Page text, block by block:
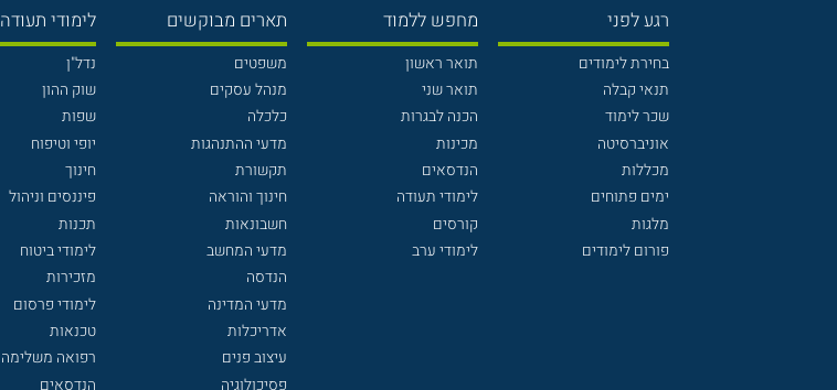
רגע לפני
בחירת לימודים
תנאי קבלה
שכר לימוד
אוניברסיטה
מכללות
ימים פתוחים
מלגות
פורום לימודים
מחפש ללמוד
תואר ראשון
תואר שני
הכנה לבגרות
מכינות
הנדסאים
לימודי תעודה
קורסים
לימודי ערב
תארים מבוקשים
משפטים
מנהל עסקים
כלכלה
מדעי ההתנהגות
תקשורת
חינוך והוראה
חשבונאות
מדעי המחשב
הנדסה
מדעי המדינה
אדריכלות
עיצוב פנים
פסיכולוגיה
לימודי תעודה
נדל"ן
שוק ההון
שפות
יופי וטיפוח
חינוך
פיננסים וניהול
תכנות
לימודי ביטוח
מזכירות
לימודי פרסום
טכנאות
רפואה משלימה
הנדסאים